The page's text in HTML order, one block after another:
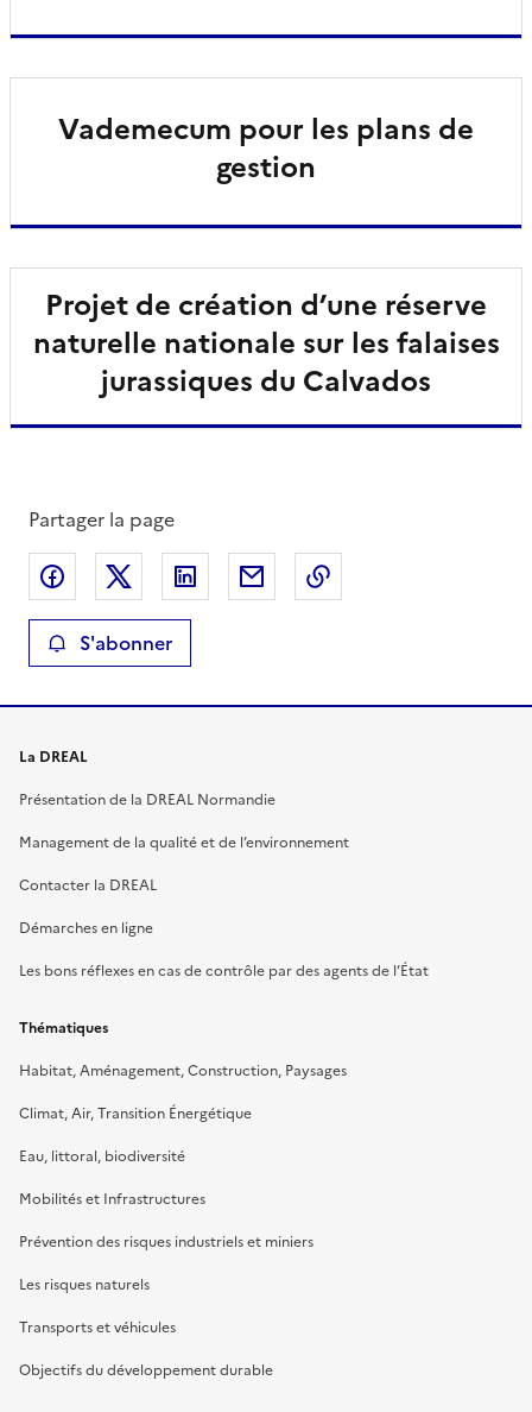
Vademecum pour les plans de
gestion
Projet de création d’une réserve
naturelle nationale sur les falaises
jurassiques du Calvados
Partager la page
Partager sur Facebook
Partager sur XPartager sur LinkedIn
Partager par email
S'abonner
La DREAL
Présentation de la DREAL Normandie
Management de la qualité et de l’environnement
Contacter la DREAL
Démarches en ligne
Les bons réflexes en cas de contrôle par des agents de l’État
Thématiques
Habitat, Aménagement, Construction, Paysages
Climat, Air, Transition Énergétique
Eau, littoral, biodiversité
Mobilités et Infrastructures
Prévention des risques industriels et miniers
Les risques naturels
Transports et véhicules
Objectifs du développement durable